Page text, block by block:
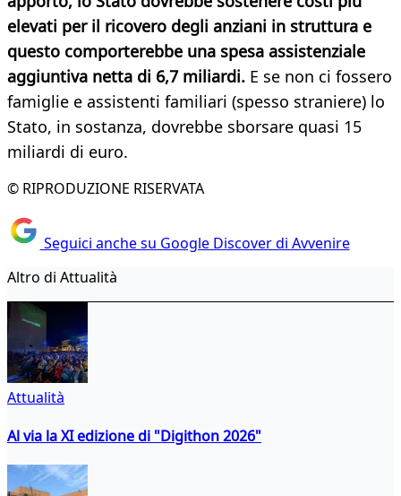
elevati per il ricovero degli anziani in struttura e
questo comporterebbe una spesa assistenziale
aggiuntiva netta di 6,7 miliardi. E se non ci fossero
famiglie e assistenti familiari (spesso straniere) lo
Stato, in sostanza, dovrebbe sborsare quasi 15
miliardi di euro.
© RIPRODUZIONE RISERVATA
Seguici anche su Google Discover di Avvenire
Altro di Attualità
Attualità
Al via la XI edizione di "Digithon 2026"